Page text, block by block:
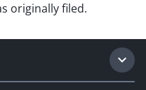
originally filed.